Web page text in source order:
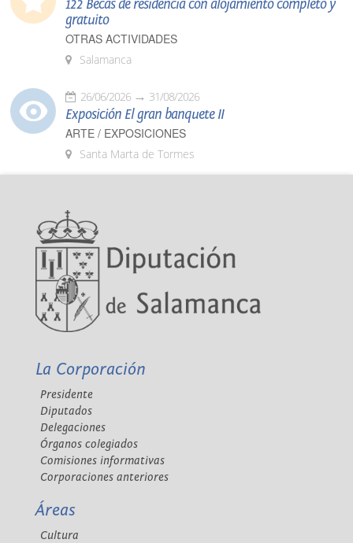
122 Becas de residencia con alojamiento completo y
gratuito
OTRAS ACTIVIDADES
Salamanca
26/06/2026 31/08/2026
Exposición El gran banquete II
ARTE / EXPOSICIONES
Santa Marta de Tormes
La Corporación
Presidente
Diputados
Delegaciones
Órganos colegiados
Comisiones informativas
Corporaciones anteriores
Áreas
Cultura